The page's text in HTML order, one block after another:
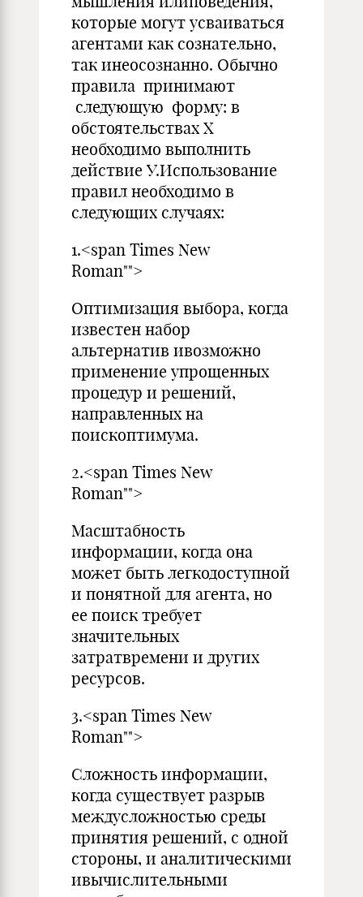
которые могут усваиваться
агентами как сознательно,
так инеосознанно. Обычно
правила принимают
следующую форму: в
обстоятельствах Х
необходимо выполнить
действие У.Использование
правил необходимо в
следующих случаях:
1.<span Times New
Roman"">
Оптимизация выбора, когда
известен набор
альтернатив ивозможно
применение упрощенных
процедур и решений,
направленных на
поископтимума.
2.<span Times New
Roman"">
Масштабность
информации, когда она
может быть легкодоступной
и понятной для агента, но
ее поиск требует
значительных
затратвремени и других
ресурсов.
3.<span Times New
Roman"">
Сложность информации,
когда существует разрыв
междусложностью среды
принятия решений, с одной
стороны, и аналитическими
ивычислительными